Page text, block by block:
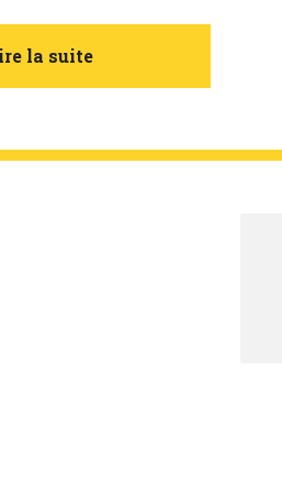
la suite